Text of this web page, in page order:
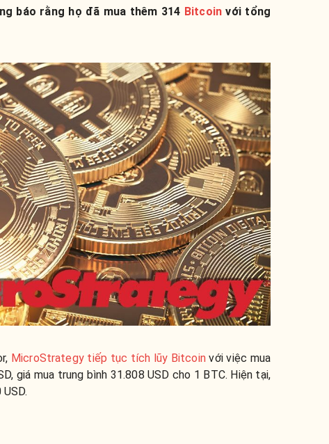
báo rằng họ đã mua thêm 314 Bitcoinvới tổng
MicroStrategy tiếp tục tích lũy Bitcoinvới việc mua
giá mua trung bình 31.808 USD cho 1 BTC. Hiện tại,